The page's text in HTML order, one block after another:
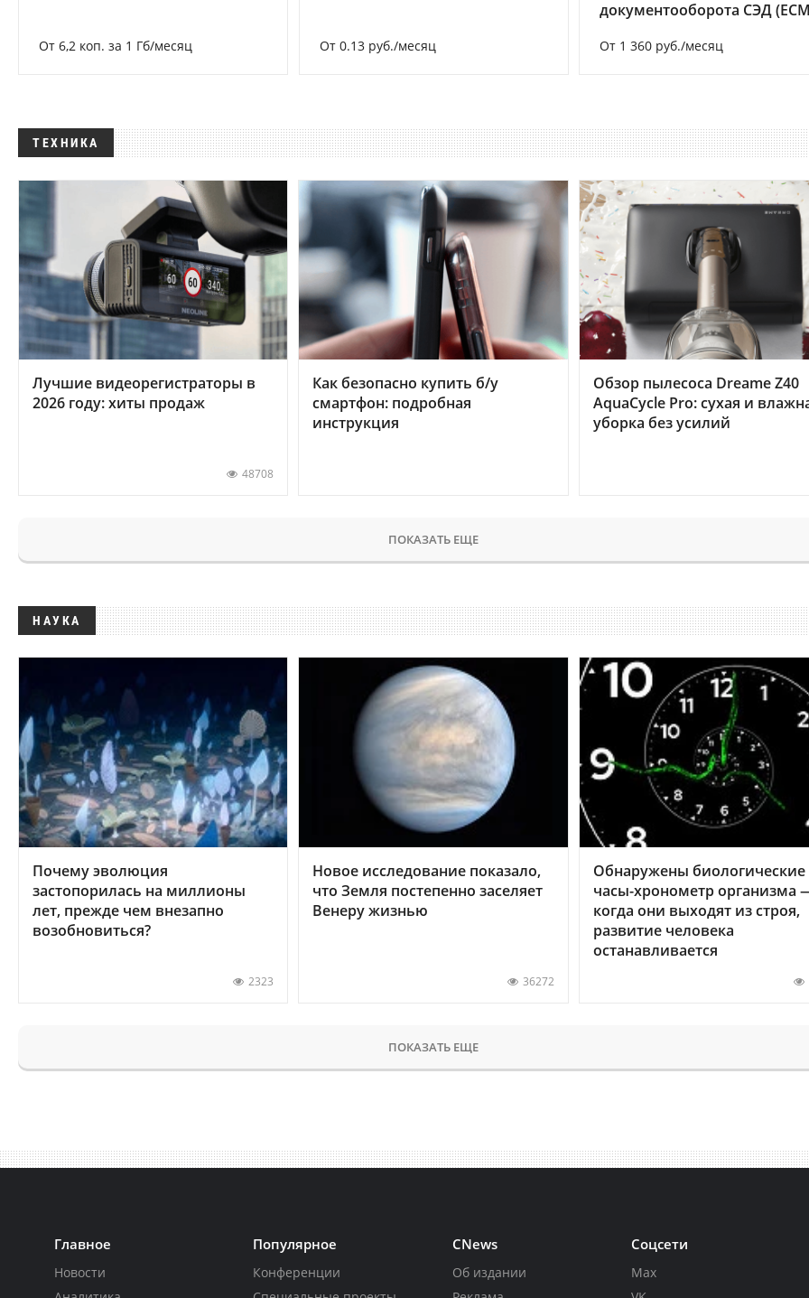
От 6,2 коп. за 1 Гб/месяц От 0.13 руб./месяц
документооборота СЭД
От 1 360 руб./месяц
ТЕХНИКА
Лучшие видеорегистраторы в
2026 году: хиты продаж
48708
Как безопасно купить б/у
смартфон: подробная
инструкция
Обзор пылесоса Dreame Z40
AquaCycle Pro: сухая и
уборка без усилий
ПОКАЗАТЬ ЕЩЕ
НАУКА
Почему эволюция
застопорилась на миллионы
лет, прежде чем внезапно
возобновиться?
2323
Новое исследование показало,
что Земля постепенно заселяет
Венеру жизнью
36272
Обнаружены биологические
часы-хронометр организма
когда они выходят из строя,
развитие человека
останавливается
ПОКАЗАТЬ ЕЩЕ
Главное
Новости
Популярное
Конференции
CNews
Об издании
Соцсети
Max